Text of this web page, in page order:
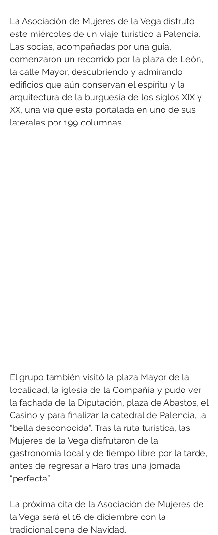
La Asociación de Mujeres de la Vega disfrutó
este miércoles de un viaje turístico a Palencia.
Las socias, acompañadas por una guía,
comenzaron un recorrido por la plaza de León,
la calle Mayor, descubriendo y admirando
edificios que aún conservan el espíritu y la
arquitectura de la burguesía de los siglos XIX y
XX, una vía que está portalada en uno de sus
laterales por 199 columnas.
El grupo también visitó la plaza Mayor de la
localidad, la iglesia de la Compañía y pudo ver
la fachada de la Diputación, plaza de Abastos, el
Casino y para finalizar la catedral de Palencia, la
“bella desconocida”. Tras la ruta turística, las
Mujeres de la Vega disfrutaron de la
gastronomía local y de tiempo libre por la tarde,
antes de regresar a Haro tras una jornada
“perfecta”.
La próxima cita de la Asociación de Mujeres de
la Vega será el 16 de diciembre con la
tradicional cena de Navidad.